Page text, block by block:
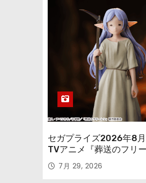
セガプライズ2026年8月
TVアニメ『葬送のフリ
鉱山で300年働くことに
ちゃった「フリーレン」
7月 29, 2026